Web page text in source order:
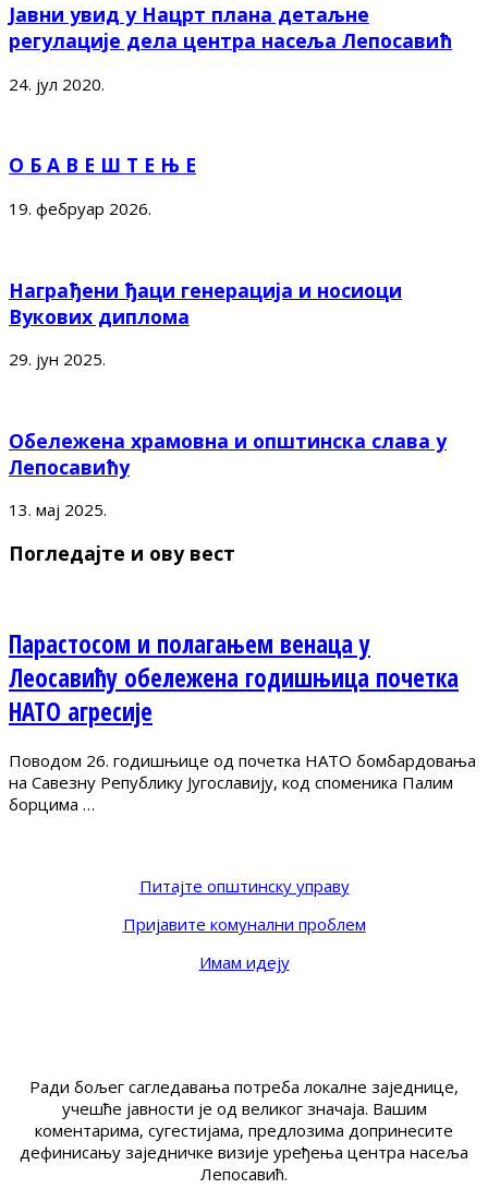
Јавни увид у Нацрт плана детаљне
регулације дела центра насеља Лепосавић
24. јул 2020.
О Б А В Е Ш Т Е Њ Е
19. фебруар 2026.
Награђени ђаци генерација и носиоци
Вукових диплома
29. јун 2025.
Обележена храмовна и општинска слава у
Лепосавићу
13. мај 2025.
Погледајте и ову вест
Парастосом и полагањем венаца у
Леосавићу обележена годишњица почетка
НАТО агресије
Поводом 26. годишњице од почетка НАТО бомбардовања
на Савезну Републику Југославију, код споменика Палим
борцима …
Питајте општинску управу
Пријавите комунални проблем
Имам идеју
Ради бољег сагледавања потреба локалне заједнице,
учешће јавности је од великог значаја. Вашим
коментарима, сугестијама, предлозима допринесите
дефинисању заједничке визије уређења центра насеља
Лепосавић.